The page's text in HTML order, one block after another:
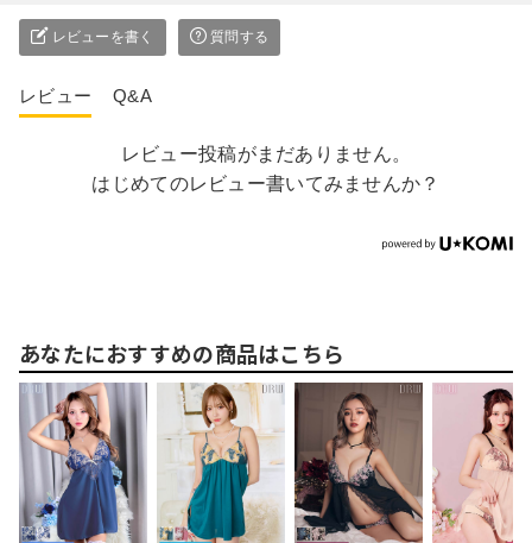
レビューを書く 質問する
レビュー Q&A
レビュー投稿がまだありません。
はじめてのレビュー書いてみませんか？
あなたにおすすめの商品はこちら